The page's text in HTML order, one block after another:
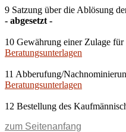
9 Satzung über die Ablösung
- abgesetzt -
10 Gewährung einer Zulage
Beratungsunterlagen
11 Abberufung/
Beratungsunterlagen
12 Bestellung des
zum Seitenanfang